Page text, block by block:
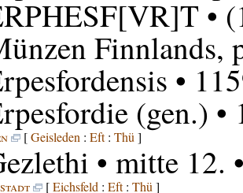
•
Finnlands,
•
(gen.) •
[Geisleden : Eft: Thü ]
• mitte 12.
[Eichsfeld : Eft: Thü ]